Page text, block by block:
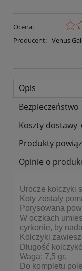
Ocena:
Producent: Venus
Opis
Bezpieczeństwo
Koszty dostawy
Cena nie zawiera
Produkty
Opinie o
Urocze kolczyki
Koty zostały
Porysowana
W oczkach
cyrkonie, by
Kolczyki
Długość
Waga: 7,5 gr.
Do kompletu